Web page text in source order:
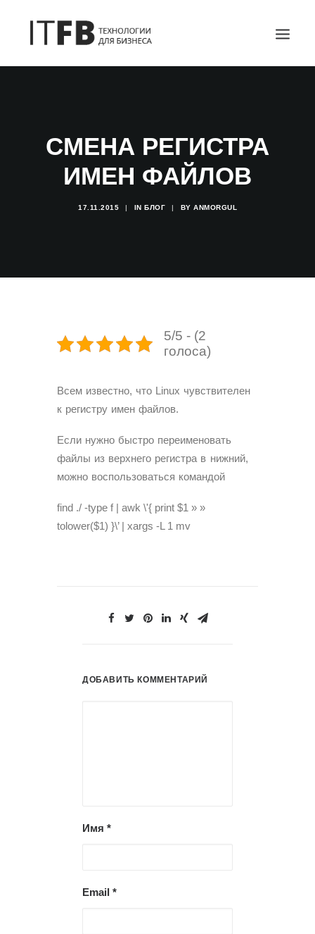
АДМИНИСТРИРОВАНИЕ СЕРВЕРОВ
СМЕНА РЕГИСТРА
ИМЕН ФАЙЛОВ
17.11.2015 | IN БЛОГ | BY ANMORGUL
5/5 - (2
голоса)
Всем известно, что Linux чувствителен
к регистру имен файлов.
Если нужно быстро переименовать
файлы из верхнего регистра в нижний,
можно воспользоваться командой
find ./ -type f | awk \'{ print $1 » »
tolower($1) }\’ | xargs -L 1 mv
ДОБАВИТЬ КОММЕНТАРИЙ
Имя *
Email *